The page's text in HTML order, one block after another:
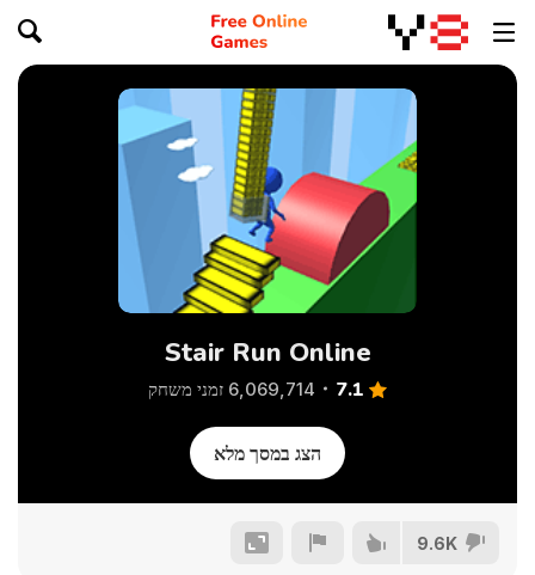
Stair Run Online
7.1 6,069,714 זמני משחק
הצג במסך מלא
9.6K